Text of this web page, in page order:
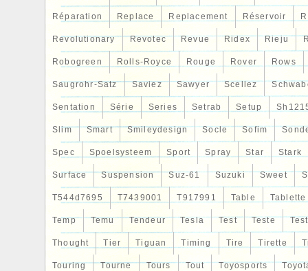
Réparation Replace Replacement Réservoir
Revolutionary Revotec Revue Ridex Rieju
Robogreen Rolls-Royce Rouge Rover Rows
Saugrohr-Satz Saviez Sawyer Scellez
Sentation Série Series Setrab Setup
Slim Smart Smileydesign Socle Sofim
Spec Spoelsysteem Sport Spray Star Stark
Surface Suspension Suz-61 Suzuki Sweet
T544d7695 T7439001 T917991 Table Tablette
Temp Temu Tendeur Tesla Test Teste
Thought Tier Tiguan Timing Tire Tirette
Touring Tourne Tours Tout Toyosports